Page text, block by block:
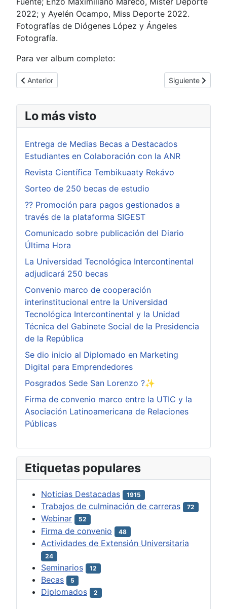
2022; y Ayelén Ocampo, Miss Deporte 2022.
Fotografías de Diógenes López y Ángeles
Fotografía.
Para ver album completo:
Artículo anterior: Inician Practicas de Enfermería en María
Anterior Artículo
Siguiente
Lo más visto
Entrega de Medias Becas a Destacados
Estudiantes en Colaboración con la ANR
Revista Científica Tembikuaaty Rekávo
Sorteo de 250 becas de estudio
?? Promoción para pagos gestionados a
través de la plataforma SIGEST
Comunicado sobre publicación del Diario
Última Hora
La Universidad Tecnológica Intercontinental
adjudicará 250 becas
Convenio marco de cooperación
interinstitucional entre la Universidad
Tecnológica Intercontinental y la Unidad
Técnica del Gabinete Social de la Presidencia
de la República
Se dio inicio al Diplomado en Marketing
Digital para Emprendedores
Posgrados Sede San Lorenzo ?✨
Firma de convenio marco entre la UTIC y la
Asociación Latinoamericana de Relaciones
Públicas
Etiquetas populares
Noticias Destacadas 1915
Trabajos de culminación de carreras 72
Webinar 52
Firma de convenio 48
Actividades de Extensión Universitaria
24
Seminarios 12
Becas 5
Diplomados 2